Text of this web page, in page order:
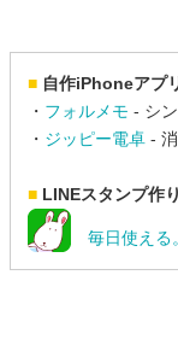
■ 自作iPhoneアプ
・ フォルメモ - シ
・ ジッピー電卓 -
■ LINEスタンプ作
毎日使える